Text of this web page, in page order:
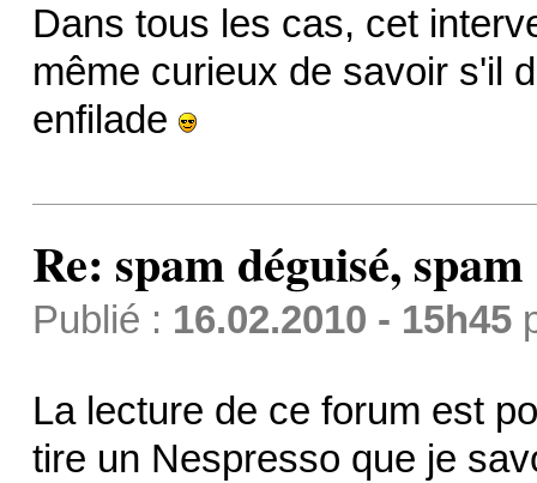
Dans tous les cas, cet
même curieux de savoir s'il
enfilade
Re: spam déguisé,
Publié : 16.02.2010 - 15h45
La lecture de ce forum est
tire un Nespresso que je